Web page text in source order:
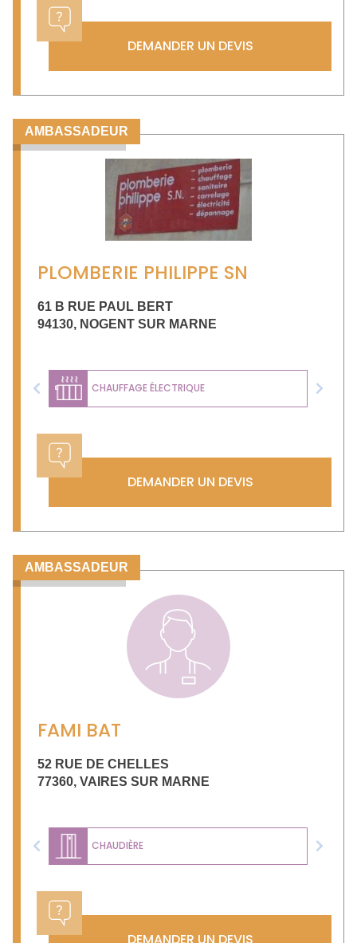
DEMANDER UN DEVIS
AMBASSADEUR
PLOMBERIE PHILIPPE SN
61 B RUE PAUL BERT
94130, NOGENT SUR MARNE
CHAUFFAGE ÉLECTRIQUE
Previous Next
DEMANDER UN DEVIS
AMBASSADEUR
FAMI BAT
52 RUE DE CHELLES
77360, VAIRES SUR MARNE
CHAUDIÈRE
Previous Next
DEMANDER UN DEVIS